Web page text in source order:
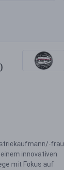
frau
innovativen
mit Fokus auf